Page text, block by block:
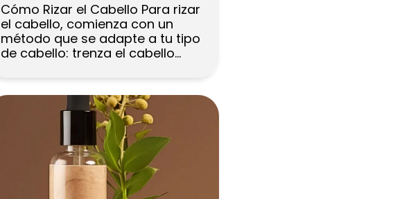
Cómo Rizar el Cabello Para rizar
el cabello, comienza con un
método que se adapte a tu tipo
de cabello: trenza el cabello
obtener ondas suaves, gira
secciones para rizos más
apretados o envuélvelo con una
camiseta para realzar la textura
natural. Si usas calor, aplica
protector térmico y mantén […]